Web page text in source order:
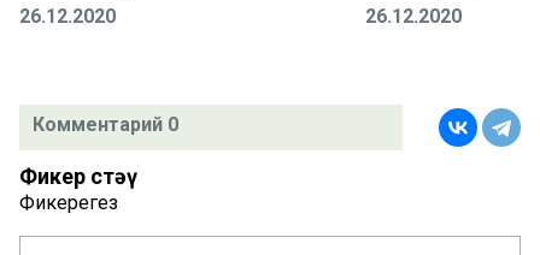
26.12.2020 26.12.2020
Комментарий 0
Фикер өстәү
Фикерегез